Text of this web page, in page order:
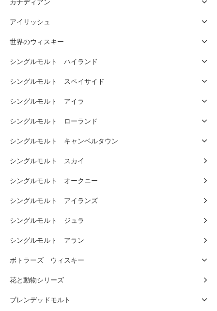
カナディアン
アイリッシュ
世界のウィスキー
シングルモルト ハイランド
シングルモルト スペイサイド
シングルモルト アイラ
シングルモルト ローランド
シングルモルト キャンベルタウン
シングルモルト スカイ
シングルモルト オークニー
シングルモルト アイランズ
シングルモルト ジュラ
シングルモルト アラン
ボトラーズ ウィスキー
花と動物シリーズ
ブレンデッドモルト